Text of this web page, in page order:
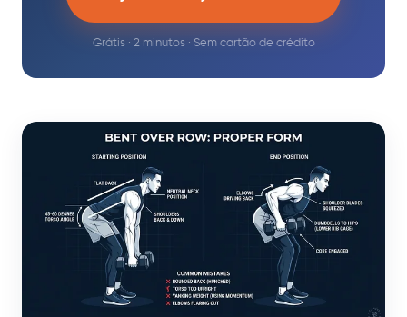
Grátis · 2 minutos · Sem cartão de crédito